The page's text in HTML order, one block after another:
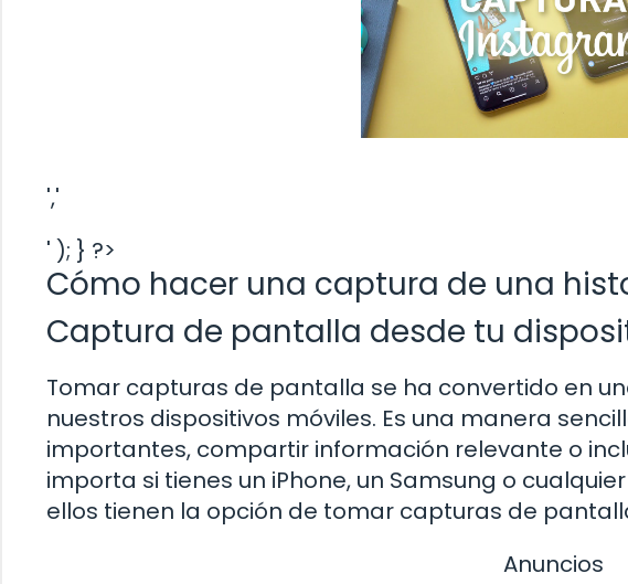
','
' ); } ?>
Cómo hacer una captura de una
Captura de pantalla desde tu
Tomar capturas de pantalla se ha convertido en
nuestros dispositivos móviles. Es una manera
importantes, compartir información relevante o
importa si tienes un iPhone, un Samsung o
ellos tienen la opción de tomar capturas de
Anuncios